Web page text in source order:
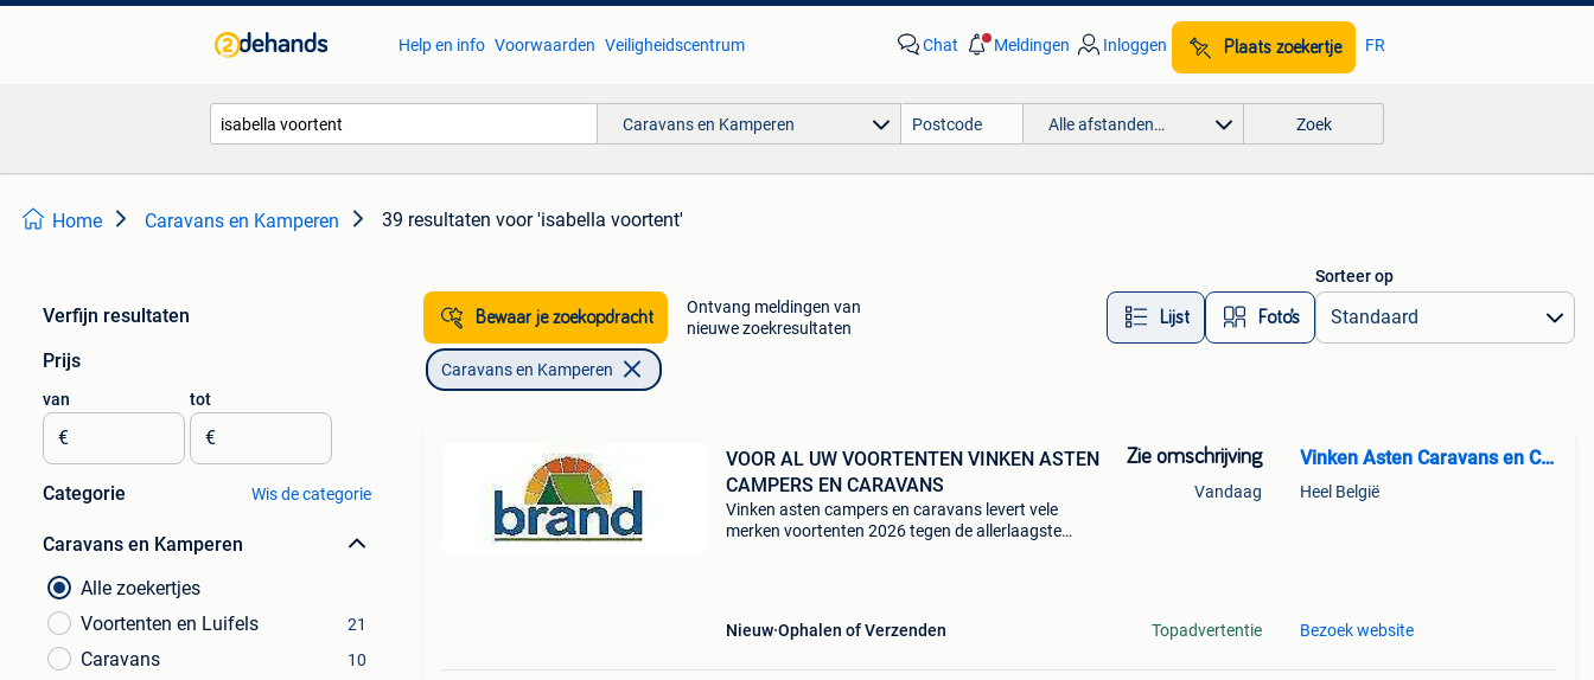
Help en info Voorwaarden Veiligheidscentrum Chat Meldingen Inloggen Plaats zoekertje FR
Caravans en Kamperen Alle afstanden… Zoek
Home Caravans en Kamperen 39 resultaten voor 'isabella voortent'
Verfijn resultaten
Prijs
van
€
tot
€
Categorie Wis de categorie
Caravans en Kamperen
Alle zoekertjes
Voortenten en Luifels
21
Caravans 10
Bewaar je zoekopdracht
Ontvang meldingen van
nieuwe zoekresultaten
Lijst Foto’s
Sorteer op
Caravans en Kamperen
VOOR AL UW VOORTENTEN VINKEN ASTEN
CAMPERS EN CARAVANS
Vinken asten campers en caravans levert vele
merken voortenten 2026 tegen de allerlaagste
Nieuw Ophalen of Verzenden
Zie omschrijving
Vandaag
Topadvertentie
Vinken Asten Caravans en Campers
Heel België
Bezoek website